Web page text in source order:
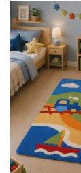
through
49,50 €